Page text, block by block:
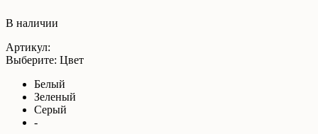
В наличии
Артикул:
Выберите: Цвет
Белый
Зеленый
Серый
-